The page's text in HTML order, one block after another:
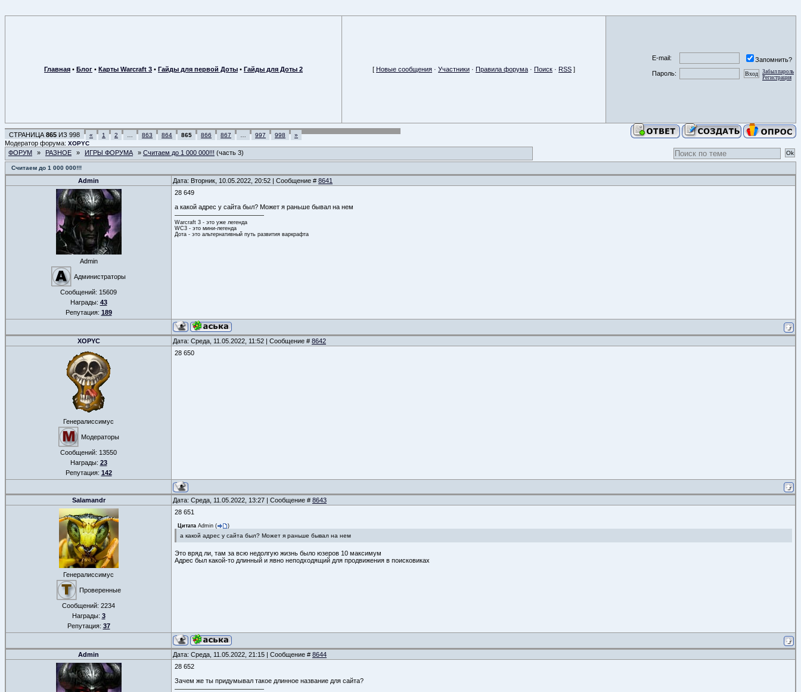
Главная • Блог • Карты Warcraft 3 • Гайды для первой Доты • Гайды для Доты 2 [ Новые сообщения · Участники · Правила форума · Поиск · RSS ]
E-mail:
Запомнить?
Пароль:
Забыл пароль
Регистрация
СТРАНИЦА 865 ИЗ 998 « 1 2 863 864 865 866 867 997 998 »
Модератор форума: XOPYC
ФОРУМ » РАЗНОЕ » ИГРЫ ФОРУМА » Считаем до 1 000 000!!! (часть 3)
Считаем до 1 000 000!!!
Admin Дата: Вторник, 10.05.2022, 20:52 | Сообщение # 8641
Admin
Администраторы
Сообщений: 15609
Награды: 43
Репутация: 189
28 649
а какой адрес у сайта был? Может я раньше бывал на нем
Warcraft 3 - это уже легенда
WC3 - это мини-легенда
Дота - это альтернативный путь развития варкрафта
XOPYC Дата: Среда, 11.05.2022, 11:52 | Сообщение # 8642
Генералиссимус
Модераторы
Сообщений: 13550
Награды: 23
Репутация: 142
28 650
Salamandr Дата: Среда, 11.05.2022, 13:27 | Сообщение # 8643
Генералиссимус
Проверенные
Сообщений: 2234
Награды: 3
Репутация: 37
28 651
Цитата Admin ( )
а какой адрес у сайта был? Может я раньше бывал на нем
Это вряд ли, там за всю недолгую жизнь было юзеров 10 максимум
Адрес был какой-то длинный и явно неподходящий для продвижения в поисковиках
Admin Дата: Среда, 11.05.2022, 21:15 | Сообщение # 8644
28 652
Зачем же ты придумывал такое длинное название для сайта?